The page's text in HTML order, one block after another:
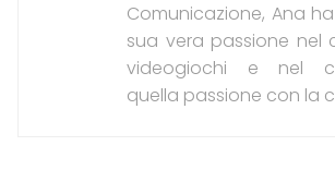
Comunicazione, Ana
sua vera passione nel
videogiochi e nel
quella passione con la